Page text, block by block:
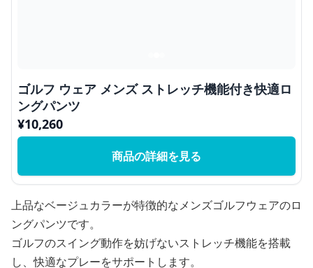
ゴルフ ウェア メンズ ストレッチ機能付き快適ロ
ングパンツ
¥10,260
商品の詳細を見る
上品なベージュカラーが特徴的なメンズゴルフウェアのロ
ングパンツです。
ゴルフのスイング動作を妨げないストレッチ機能を搭載
し、快適なプレーをサポートします。